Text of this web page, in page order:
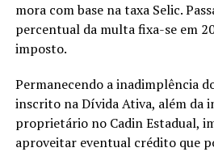
mora com base na taxa Selic.
percentual da multa fixa-se em
imposto.
Permanecendo a inadimplência
inscrito na Dívida Ativa, além da
proprietário no Cadin Estadual,
aproveitar eventual crédito que